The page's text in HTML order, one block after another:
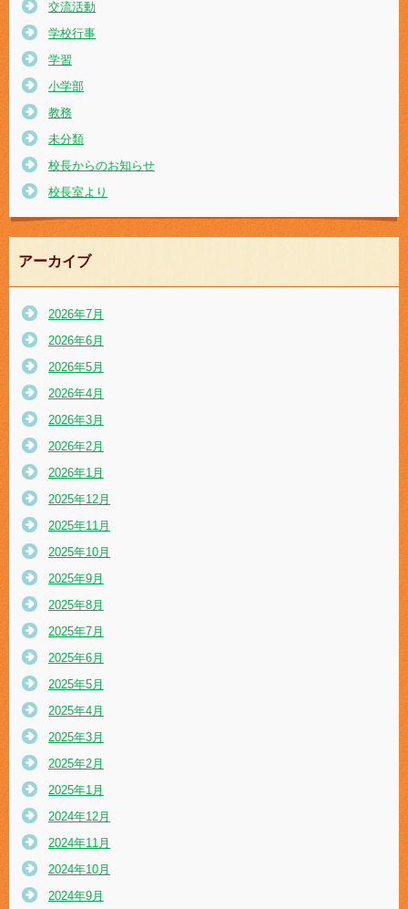
交流活動
学校行事
学習
小学部
教務
未分類
校長からのお知らせ
校長室より
アーカイブ
2026年7月
2026年6月
2026年5月
2026年4月
2026年3月
2026年2月
2026年1月
2025年12月
2025年11月
2025年10月
2025年9月
2025年8月
2025年7月
2025年6月
2025年5月
2025年4月
2025年3月
2025年2月
2025年1月
2024年12月
2024年11月
2024年10月
2024年9月